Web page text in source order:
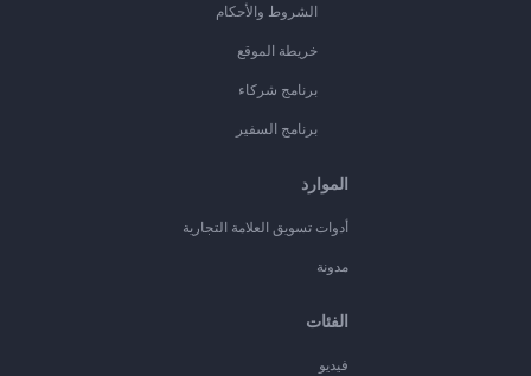
الشروط والأحكام
خريطة الموقع
برنامج شركاء
برنامج السفير
الموارد
أدوات تسويق العلامة التجارية
مدونة
الفئات
فيديو